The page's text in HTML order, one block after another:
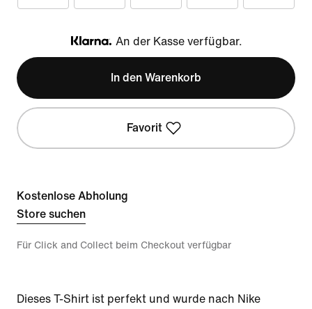
Klarna
An der Kasse verfügbar.
In den Warenkorb
Favorit
Kostenlose Abholung
Store suchen
Für Click and Collect beim Checkout verfügbar
Dieses T-Shirt ist perfekt und wurde nach Nike